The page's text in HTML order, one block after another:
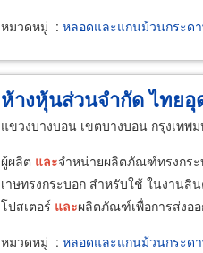
หมวดหมู่ : หลอดและแกนม้วนกระด
ห้างหุ้นส่วนจำกัด ไทย
แขวงบางบอน เขตบางบอน กรุงเทพ
ผู้ผลิต และจำหน่ายผลิตภัณฑ์ทรงกร
เาษทรงกระบอก สำหรับใช้ ในงานสิ
โปสเตอร์ และผลิตภัณฑ์เพื่อการส่งออ
หมวดหมู่ : หลอดและแกนม้วนกระด